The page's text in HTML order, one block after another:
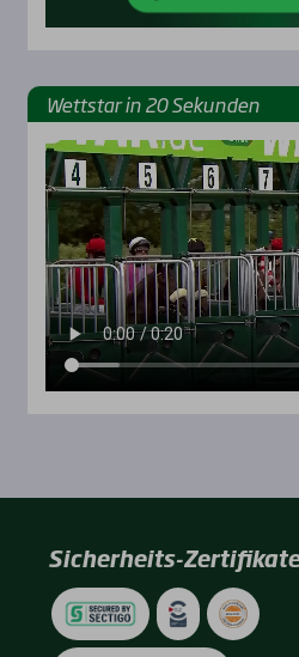
Wett­star in 20 Sekun­den
Sicherheits-Zertifikate